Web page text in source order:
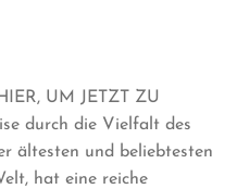
UM JETZT ZU
durch die Vielfalt des
ältesten und beliebtesten
hat eine reiche